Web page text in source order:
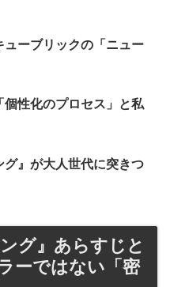
ューブリックの「ニュー
個性化のプロセス」と私
グ』が大人世代に突きつ
グ』あらすじと
ーではない「密